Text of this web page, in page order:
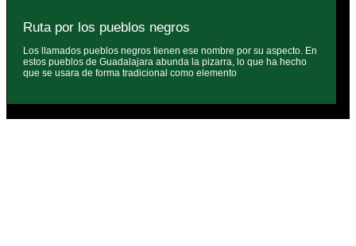
Ruta por los pueblos negros
Los llamados pueblos negros tienen ese nombre por su aspecto. En
estos pueblos de Guadalajara abunda la pizarra, lo que ha hecho
que se usara de forma tradicional como elemento